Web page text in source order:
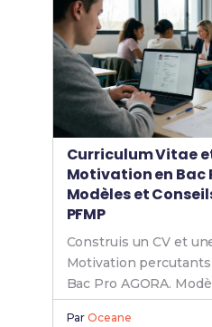
Curriculum Vitae
Motivation en Bac
Modèles et
PFMP
Construis un CV et
Motivation
Bac Pro AGORA.
astuces pour
ParOceane